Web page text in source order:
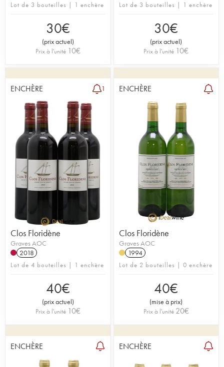
Lot de 3 bouteilles | 1 enchère
30€
(prix actuel)
Prix à l'unité 10€
Lot de 3 bouteilles | 1 enchère
30€
(prix actuel)
Prix à l'unité 10€
ENCHÈRE 1
Clos Floridène
Graves AOC
2018
Lot de 4 bouteilles | 1 enchère
40€
(prix actuel)
Prix à l'unité 10€
ENCHÈRE
Clos Floridène
Graves AOC
1994
Lot de 2 bouteilles | 0 enchère
40€
(mise à prix)
Prix à l'unité 20€
ENCHÈRE ENCHÈRE